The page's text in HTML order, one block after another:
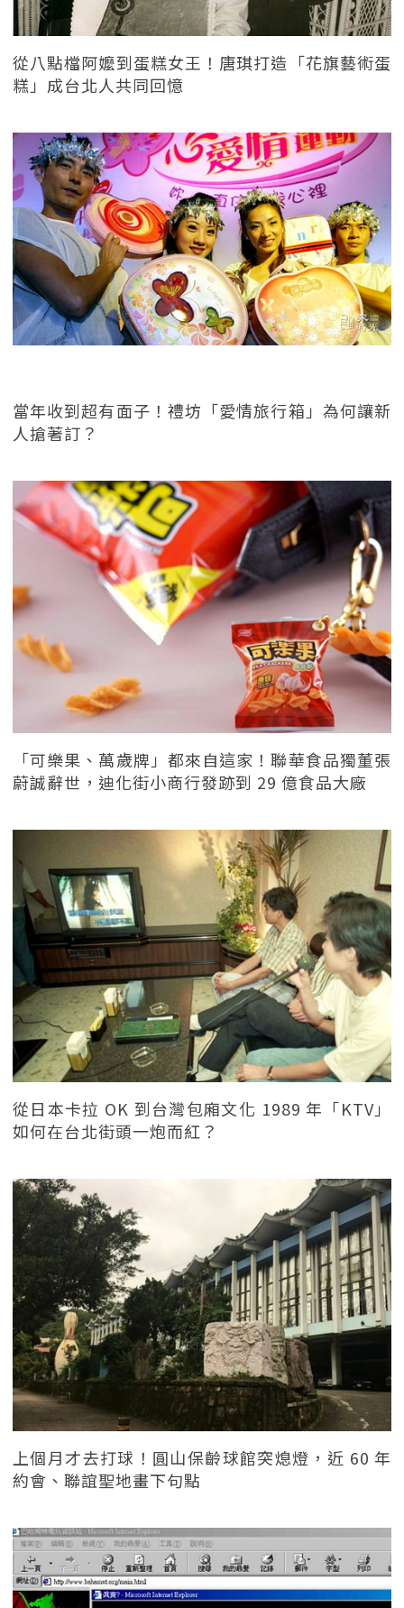
從八點檔阿嬤到蛋糕女王！唐琪打造「花旗藝術蛋
糕」成台北人共同回憶
當年收到超有面子！禮坊「愛情旅行箱」為何讓新
人搶著訂？
「可樂果、萬歲牌」都來自這家！聯華食品獨董張
蔚誠辭世，迪化街小商行發跡到 29 億食品大廠
從日本卡拉 OK 到台灣包廂文化 1989 年「KTV」
如何在台北街頭一炮而紅？
上個月才去打球！圓山保齡球館突熄燈，近 60 年
約會、聯誼聖地畫下句點